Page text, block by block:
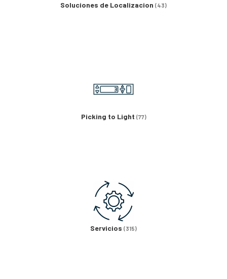
Soluciones de Localizacion (43)
Picking to Light (77)
Servicios (315)